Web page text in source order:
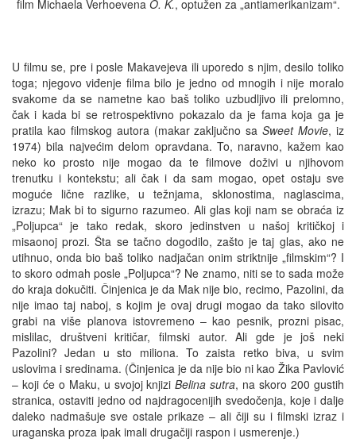
film Michaela Verhoevena O. K., optužen za „antiamerikanizam“.
U filmu se, pre i posle Makavejeva ili uporedo s njim, desilo toliko
toga; njegovo viđenje filma bilo je jedno od mnogih i nije moralo
svakome da se nametne kao baš toliko uzbudljivo ili prelomno,
čak i kada bi se retrospektivno pokazalo da je fama koja ga je
pratila kao filmskog autora (makar zaključno saSweet Movie, iz
1974) bila najvećim delom opravdana. To, naravno, kažem kao
neko ko prosto nije mogao da te filmove doživi u njihovom
trenutku i kontekstu; ali čak i da sam mogao, opet ostaju sve
moguće lične razlike, u težnjama, sklonostima, naglascima,
izrazu; Mak bi to sigurno razumeo. Ali glas koji nam se obraća iz
„Poljupca“ je tako redak, skoro jedinstven u našoj kritičkoj i
misaonoj prozi. Šta se tačno dogodilo, zašto je taj glas, ako ne
utihnuo, onda bio baš toliko nadjačan onim striktnije „filmskim“? I
to skoro odmah posle „Poljupca“? Ne znamo, niti se to sada može
do kraja dokučiti. Činjenica je da Mak nije bio, recimo, Pazolini, da
nije imao taj naboj, s kojim je ovaj drugi mogao da tako silovito
grabi na više planova istovremeno – kao pesnik, prozni pisac,
mislilac, društveni kritičar, filmski autor. Ali gde je još neki
Pazolini? Jedan u sto miliona. To zaista retko biva, u svim
uslovima i sredinama. (Činjenica je da nije bio ni kao Žika Pavlović
– koji će o Maku, u svojoj knjiziBelina sutra, na skoro 200 gustih
stranica, ostaviti jedno od najdragocenijih svedočenja, koje i dalje
daleko nadmašuje sve ostale prikaze – ali čiji su i filmski izraz i
uraganska proza ipak imali drugačiji raspon i usmerenje.)